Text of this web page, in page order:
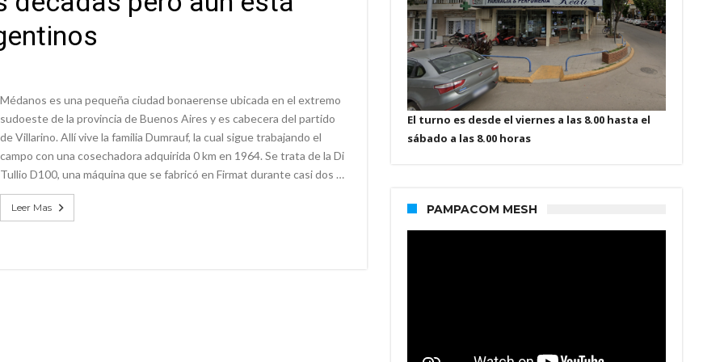
de golosinas para agasajar a los niños en su día
con agenda confirmada y planteles renovados
Médanos es una pequeña ciudad bonaerense ubicada en el extremo
sudoeste de la provincia de Buenos Aires y es cabecera del partido
de Villarino. Allí vive la familia Dumrauf, la cual sigue trabajando el
campo con una cosechadora adquirida 0 km en 1964. Se trata de la Di
Tullio D100, una máquina que se fabricó en Firmat durante casi dos …
Leer Mas
El turno es desde el viernes a las 8.00 hasta el
sábado a las 8.00 horas
PAMPACOM MESH